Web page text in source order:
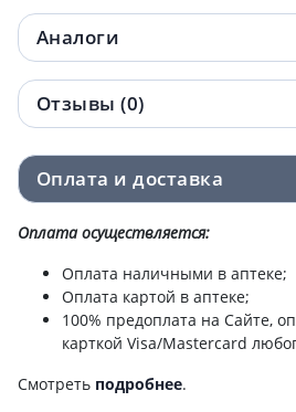
Аналоги
Отзывы (0)
Оплата и доставка
Оплата осуществляется:
Оплата наличными в аптеке;
Оплата картой в аптеке;
100% предоплата на Сайте,
карткой Visa/Mastercard
Смотреть подробнее.